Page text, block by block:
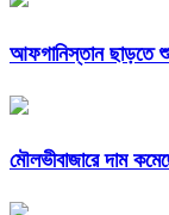
আফগানিস্তান ছাড়তে
মৌলভীবাজারে দাম